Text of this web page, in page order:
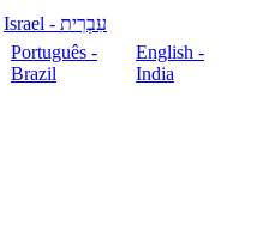
עִבְרִית - Israel
Português -
Brazil
English -
India